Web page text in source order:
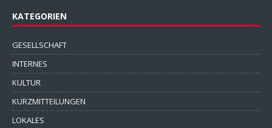
KATEGORIEN
GESELLSCHAFT
INTERNES
KULTUR
KURZMITTEILUNGEN
LOKALES